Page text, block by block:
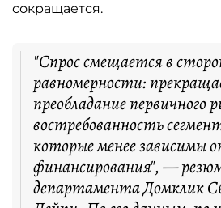
сокращается.
"Спрос смещается в
равномерности:
преобладание
востребованность
которые менее зависимы
финансирования", —
департамента Домклик